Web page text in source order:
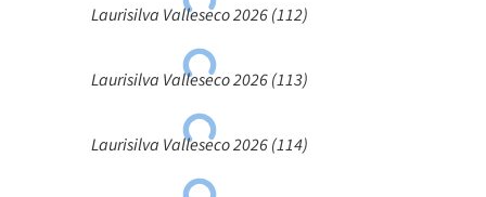
Laurisilva Valleseco 2026 (112)
Laurisilva Valleseco 2026 (113)
Laurisilva Valleseco 2026 (114)